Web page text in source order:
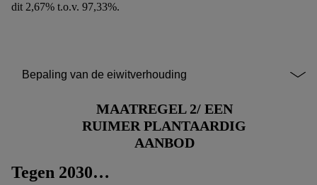
dit 2,67% t.o.v. 97,33%.
Bepaling van de eiwitverhouding
MAATREGEL 2/ EEN
RUIMER PLANTAARDIG
AANBOD
Tegen 2030…
impressum hier.